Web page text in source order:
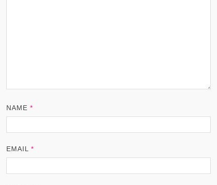
NAME*
EMAIL*